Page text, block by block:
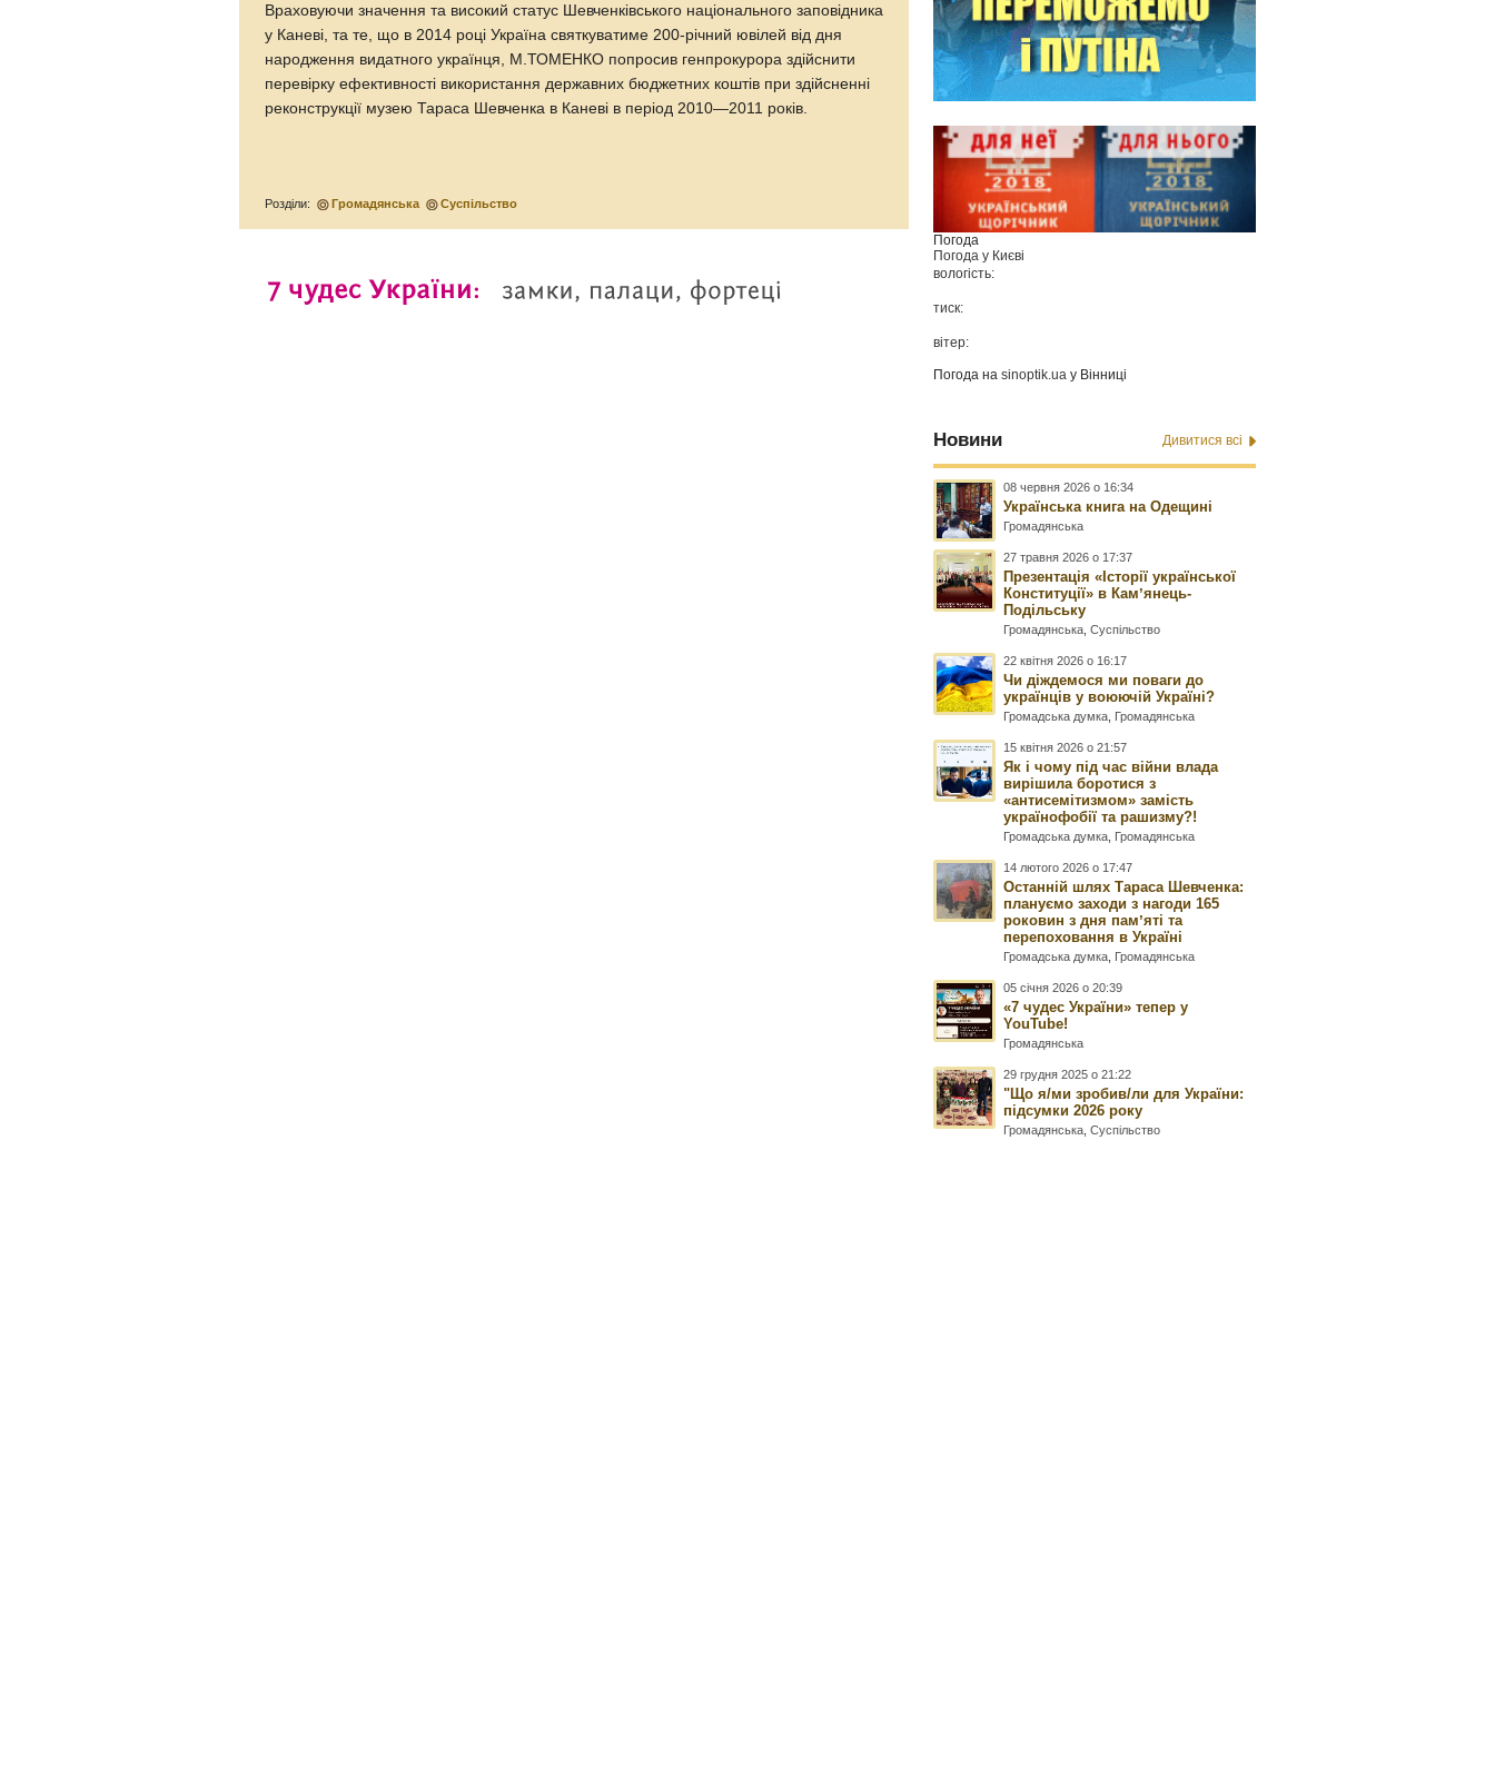
Враховуючи значення та високий статус Шевченківського національного заповідника
у Каневі, та те, що в 2014 році Україна святкуватиме 200-річний ювілей від дня
народження видатного українця, М.ТОМЕНКО попросив генпрокурора здійснити
перевірку ефективності використання державних бюджетних коштів при здійсненні
реконструкції музею Тараса Шевченка в Каневі в період 2010—2011 років.
Розділи: Громадянська Суспільство
Погода
Погода у Києві
вологість:
тиск:
вітер:
Погода наsinoptik.ua у Вінниці
Новини Дивитися всі
08 червня 2026 о 16:34
Українська книга на Одещині
Громадянська
27 травня 2026 о 17:37
Презентація «Історії української
Конституції» в Камʼянець-
Подільську
Громадянська ,Суспільство
22 квітня 2026 о 16:17
Чи діждемося ми поваги до
українців у воюючій Україні?
Громадська думка Громадянська
15 квітня 2026 о 21:57
Як і чому під час війни влада
вирішила боротися з
«антисемітизмом» замість
українофобії та рашизму?!
Громадська думка Громадянська
14 лютого 2026 о 17:47
Останній шлях Тараса Шевченка:
плануємо заходи з нагоди 165
роковин з дня памʼяті та
перепоховання в Україні
Громадська думка Громадянська
05 січня 2026 о 20:39
«7 чудес України» тепер у
YouTube!
Громадянська
29 грудня 2025 о 21:22
"Що я/ми зробив/ли для України:
підсумки 2026 року
Громадянська ,Суспільство